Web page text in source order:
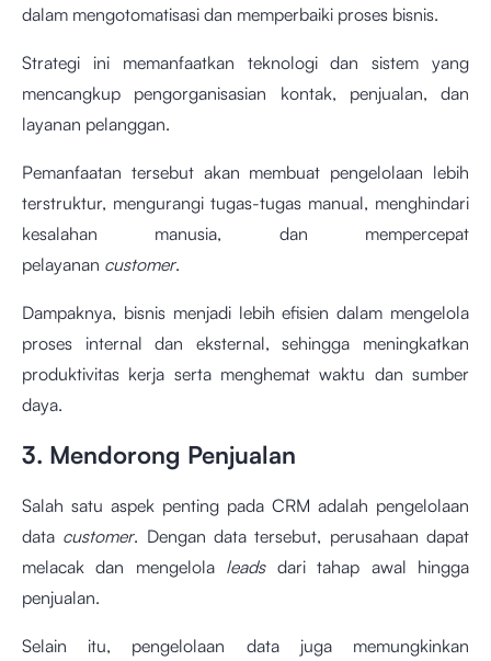
dalam mengotomatisasi dan memperbaiki proses bisnis.
Strategi ini memanfaatkan teknologi dan sistem yang
mencangkup pengorganisasian kontak, penjualan, dan
layanan pelanggan.
Pemanfaatan tersebut akan membuat pengelolaan lebih
terstruktur, mengurangi tugas-tugas manual, menghindari
kesalahan manusia, dan mempercepat
pelayanan customer.
Dampaknya, bisnis menjadi lebih efisien dalam mengelola
proses internal dan eksternal, sehingga meningkatkan
produktivitas kerja serta menghemat waktu dan sumber
daya.
3. Mendorong Penjualan
Salah satu aspek penting pada CRM adalah pengelolaan
data customer. Dengan data tersebut, perusahaan dapat
melacak dan mengelola leadsdari tahap awal hingga
penjualan.
Selain itu, pengelolaan data juga memungkinkan